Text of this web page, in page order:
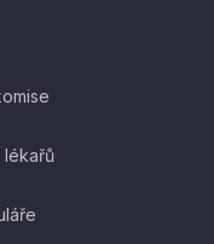
lékařů